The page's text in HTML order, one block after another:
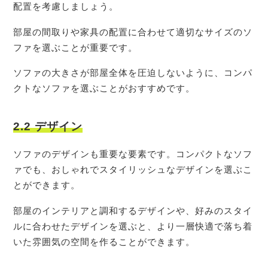
配置を考慮しましょう。
部屋の間取りや家具の配置に合わせて適切なサイズのソ
ファを選ぶことが重要です。
ソファの大きさが部屋全体を圧迫しないように、コンパ
クトなソファを選ぶことがおすすめです。
2.2 デザイン
ソファのデザインも重要な要素です。コンパクトなソフ
ァでも、おしゃれでスタイリッシュなデザインを選ぶこ
とができます。
部屋のインテリアと調和するデザインや、好みのスタイ
ルに合わせたデザインを選ぶと、より一層快適で落ち着
いた雰囲気の空間を作ることができます。